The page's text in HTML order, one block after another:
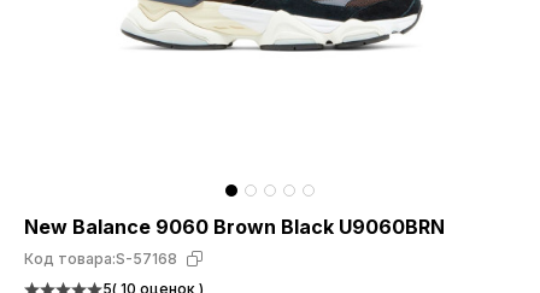
New Balance 9060 Brown Black U9060BRN
Код товара:S-57168
5( 10 оценок )